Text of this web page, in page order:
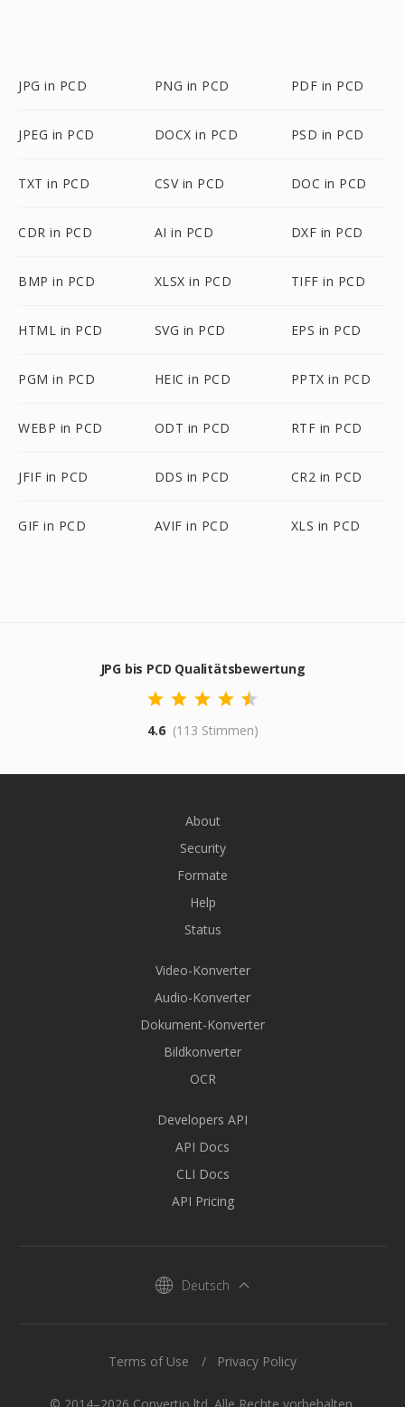
JPG in PCD PNG in PCD PDF in PCD
JPEG in PCD DOCX in PCD PSD in PCD
TXT in PCD CSV in PCD DOC in PCD
CDR in PCD AI in PCD DXF in PCD
BMP in PCD XLSX in PCD TIFF in PCD
HTML in PCD SVG in PCD EPS in PCD
PGM in PCD HEIC in PCD PPTX in PCD
WEBP in PCD ODT in PCD RTF in PCD
JFIF in PCD DDS in PCD CR2 in PCD
GIF in PCD AVIF in PCD XLS in PCD
JPG bis PCD Qualitätsbewertung
4.6 (113 Stimmen)
About
Security
Formate
Help
Status
Video-Konverter
Audio-Konverter
Dokument-Konverter
Bildkonverter
OCR
Developers API
API Docs
CLI Docs
API Pricing
Deutsch
Terms of Use Privacy Policy